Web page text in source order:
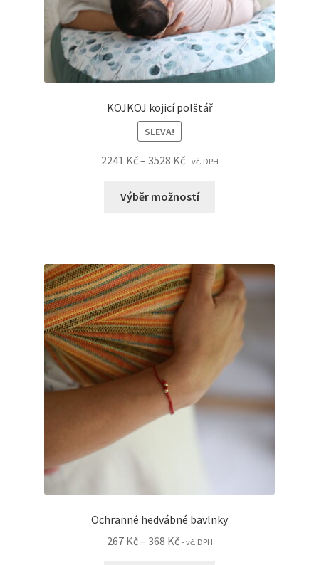
KOJKOJ kojicí polštář
SLEVA!
2241 Kč– 3528 KčRozpětí
2241 Kč
- vč. DPH
Výběr možností
Možnosti
lze
vybrat
stránce
produktu
Ochranné hedvábné bavlnky
267 Kč– 368 KčRozpětí
- vč. DPH